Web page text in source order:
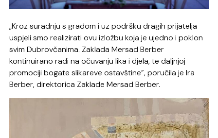
„Kroz suradnju s gradom i uz podršku dragih prijatelja
uspjeli smo realizirati ovu izložbu koja je ujedno i poklon
svim Dubrovčanima. Zaklada Mersad Berber
kontinuirano radi na očuvanju lika i djela, te daljnjoj
promociji bogate slikareve ostavštine”, poručila je Ira
Berber, direktorica Zaklade Mersad Berber.